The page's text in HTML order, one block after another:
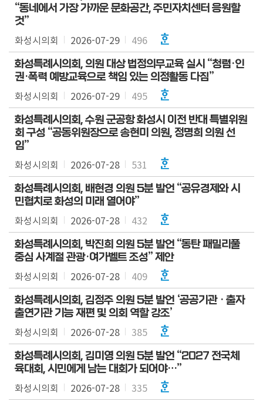
“동네에서 가장 가까운 문화공간, 주민자치센터 응원할
것”
화성시의회 2026-07-29 496
화성특례시의회, 의원 대상 법정의무교육 실시 “청렴·인
권·폭력 예방교육으로 책임 있는 의정활동 다짐”
화성시의회 2026-07-29 495
화성특례시의회, 수원 군공항 화성시 이전 반대 특별위원
회 구성 “공동위원장으로 송현미 의원, 정명희 의원 선
임”
화성시의회 2026-07-28 531
화성특례시의회, 배현경 의원 5분 발언 “공유경제와 시
민협치로 화성의 미래 열어야”
화성시의회 2026-07-28 432
화성특례시의회, 박진희 의원 5분 발언 “동탄 패밀리풀
중심 사계절 관광·여가벨트 조성” 제안
화성시의회 2026-07-28 409
화성특례시의회, 김정주 의원 5분 발언 ‘공공기관 · 출자
출연기관 기능 재편 및 의회 역할 강조’
화성시의회 2026-07-28 385
화성특례시의회, 김미영 의원 5분 발언 “2027 전국체
육대회, 시민에게 남는 대회가 되어야…”
화성시의회 2026-07-28 335